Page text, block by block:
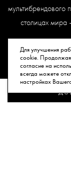
Для улучшения
cookie.
согласие на
всегда можете
настройках
мультибрендового
столицах
©